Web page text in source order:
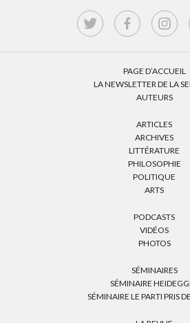
PAGE D’ACCUEIL
LA NEWSLETTER DE LA
AUTEURS
ARTICLES
ARCHIVES
LITTÉRATURE
PHILOSOPHIE
POLITIQUE
ARTS
PODCASTS
VIDÉOS
PHOTOS
SÉMINAIRES
SÉMINAIRE
SÉMINAIRE LE PARTI PRIS